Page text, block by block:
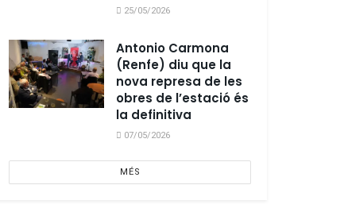
25/05/2026
Antonio Carmona
(Renfe) diu que la
nova represa de les
obres de l’estació és
la definitiva
07/05/2026
MÉS